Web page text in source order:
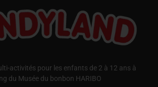
activités pour les enfants de 2 à 12 ans à
du Musée du bonbon HARIBO